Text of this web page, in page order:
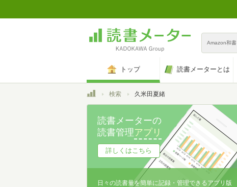
Amazon和書
トップ 読書メーターとは
トップ検索 久米田夏緒
読書メーターの
読書管理アプリ
詳しくはこちら
日々の読書量を簡単に記録・管理できるアプリ版